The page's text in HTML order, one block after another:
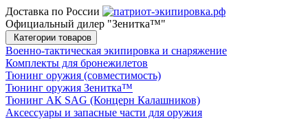
Доставка по России
Официальный дилер "Зенитка™"
Категории товаров
Военно-тактическая экипировка и снаряжение
Комплекты для бронежилетов
Тюнинг оружия (совместимость)
Тюнинг оружия Зенитка™
Тюнинг АК SAG (Концерн Калашников)
Аксессуары и запасные части для оружия